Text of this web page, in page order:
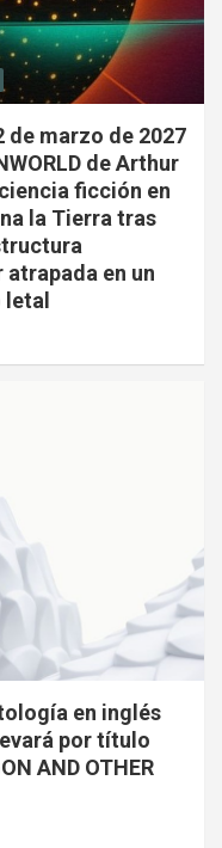
de marzo de 2027
de Arthur
ficción en
la Tierra tras
en un
en inglés
por título
AND OTHER